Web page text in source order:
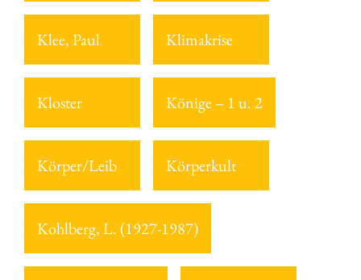
Klee, Paul Klimakrise
Kloster Könige – 1 u. 2
Körper/Leib Körperkult
Kohlberg, L. (1927-1987)